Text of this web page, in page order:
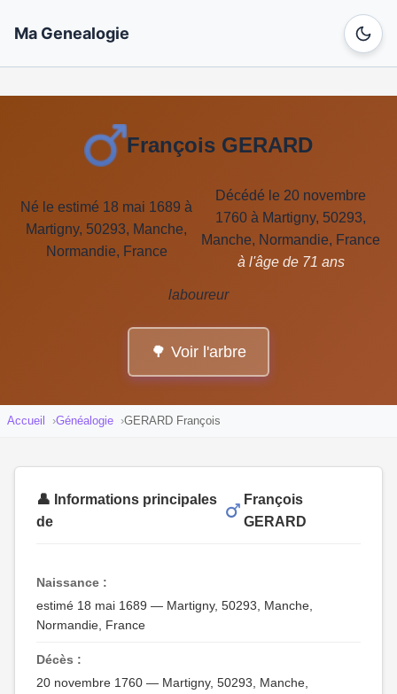
Ma Genealogie
François GERARD
Né le estimé 18 mai 1689 à
Martigny, 50293, Manche,
Normandie, France
Décédé le 20 novembre
1760 à Martigny, 50293,
Manche, Normandie, France
à l'âge de 71 ans
laboureur
🌳 Voir l'arbre
Accueil Généalogie GERARD François
👤 Informations principales
de
François
GERARD
Naissance :
estimé 18 mai 1689 — Martigny, 50293, Manche,
Normandie, France
Décès :
20 novembre 1760 — Martigny, 50293, Manche,